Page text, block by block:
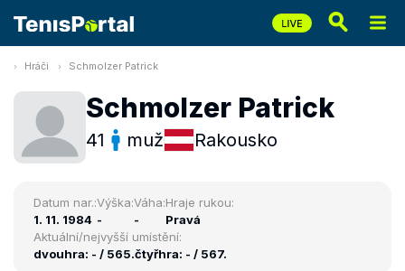
Hráči Schmolzer Patrick
Schmolzer Patrick
41 muž Rakousko
Datum nar.:
1. 11. 1984
Výška:
-
Váha:
-
Hraje rukou:
Pravá
Aktuální/nejvyšší umístění:
dvouhra: - / 565.čtyřhra: - / 567.